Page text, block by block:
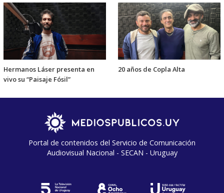
Hermanos Láser presenta en
vivo su “Paisaje Fósil”
20 años de Copla Alta
Portal de contenidos del Servicio de Comunicación
Audiovisual Nacional - SECAN - Uruguay